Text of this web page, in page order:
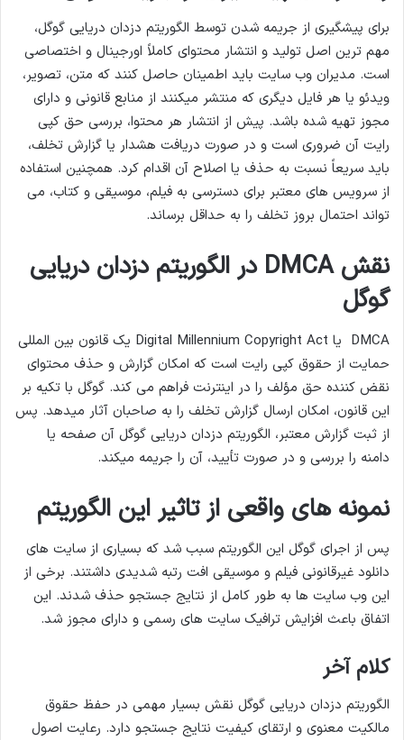
برای پیشگیری از جریمه شدن توسط الگوریتم دزدان دریایی گوگل،
مهم ترین اصل تولید و انتشار محتوای کاملاً اورجینال و اختصاصی
است. مدیران وب سایت باید اطمینان حاصل کنند که متن، تصویر،
ویدئو یا هر فایل دیگری که منتشر میکنند از منابع قانونی و دارای
مجوز تهیه شده باشد. پیش از انتشار هر محتوا، بررسی حق کپی
رایت آن ضروری است و در صورت دریافت هشدار یا گزارش تخلف،
باید سریعاً نسبت به حذف یا اصلاح آن اقدام کرد. همچنین استفاده
از سرویس های معتبر برای دسترسی به فیلم، موسیقی و کتاب، می
تواند احتمال بروز تخلف را به حداقل برساند.
نقش DMCA در الگوریتم دزدان دریایی
گوگل
DMCA یا Digital Millennium Copyright Act یک قانون بین ‌المللی
حمایت از حقوق کپی ‌رایت است که امکان گزارش و حذف محتوای
نقض‌ کننده حق مؤلف را در اینترنت فراهم می ‌کند. گوگل با تکیه بر
این قانون، امکان ارسال گزارش تخلف را به صاحبان آثار میدهد. پس
از ثبت گزارش معتبر، الگوریتم دزدان دریایی گوگل آن صفحه یا
دامنه را بررسی و در صورت تأیید، آن را جریمه میکند.
نمونه های واقعی از تاثیر این الگوریتم
پس از اجرای گوگل این الگوریتم سبب شد که بسیاری از سایت های
دانلود غیرقانونی فیلم و موسیقی افت رتبه شدیدی داشتند. برخی از
این وب سایت ها به طور کامل از نتایج جستجو حذف شدند. این
اتفاق باعث افزایش ترافیک سایت های رسمی و دارای مجوز شد.
کلام آخر
الگوریتم دزدان دریایی گوگل نقش بسیار مهمی در حفظ حقوق
مالکیت معنوی و ارتقای کیفیت نتایج جستجو دارد. رعایت اصول